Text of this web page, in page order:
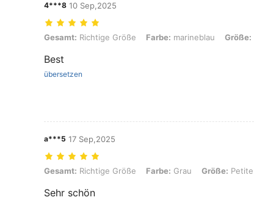
4***8 10 Sep,2025
Gesamt: Richtige Größe, Farbe: marineblau, Größe: Petite XS
Gesamt: Richtige Größe Farbe: marineblau Größe:
Best
übersetzen
a***5 17 Sep,2025
Gesamt: Richtige Größe, Farbe: Grau, Größe: Petite XS
Gesamt: Richtige Größe Farbe: Grau Größe:
Sehr schön